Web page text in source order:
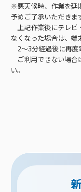
※悪天候時、作業を延
予めご了承いただきま
上記作業後にテレビ
なくなった場合は、端
2～3分経過後に再度
ご利用できない場合
い。